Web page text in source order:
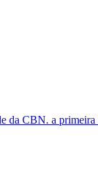
da CBN. a